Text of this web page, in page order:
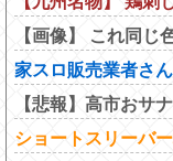
【画像】 これ同じ
家スロ販売業者さ
【悲報】高市おサ
ショートスリーバ